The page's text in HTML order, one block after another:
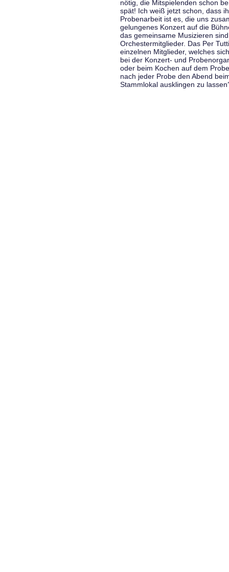
nötig, die Mitspielenden schon
spät! Ich weiß jetzt schon, dass
Probenarbeit ist es, die uns
gelungenes Konzert auf die
das gemeinsame Musizieren
Orchestermitglieder. Das Per
einzelnen Mitglieder, welches
bei der Konzert- und
oder beim Kochen auf dem
nach jeder Probe den Abend
Stammlokal ausklingen zu